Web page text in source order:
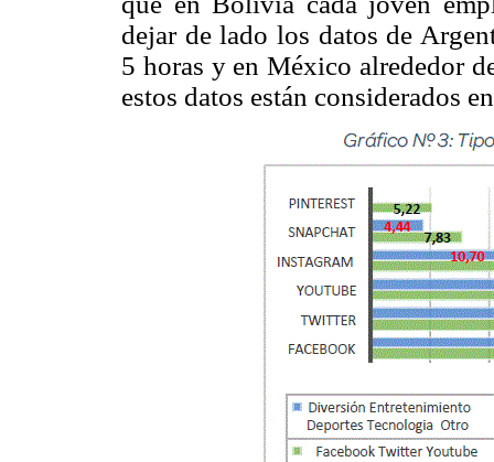
dejar de lado los datos de
5 horas y en México alrededor
estos datos están considerados